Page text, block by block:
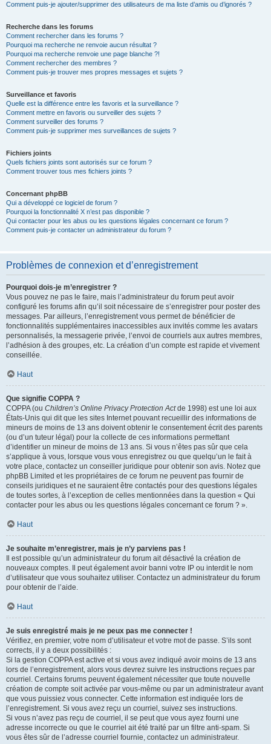
Comment puis-je ajouter/supprimer des utilisateurs de ma liste d’amis ou d’ignorés ?
Recherche dans les forums
Comment rechercher dans les forums ?
Pourquoi ma recherche ne renvoie aucun résultat ?
Pourquoi ma recherche renvoie une page blanche ?!
Comment rechercher des membres ?
Comment puis-je trouver mes propres messages et sujets ?
Surveillance et favoris
Quelle est la différence entre les favoris et la surveillance ?
Comment mettre en favoris ou surveiller des sujets ?
Comment surveiller des forums ?
Comment puis-je supprimer mes surveillances de sujets ?
Fichiers joints
Quels fichiers joints sont autorisés sur ce forum ?
Comment trouver tous mes fichiers joints ?
Concernant phpBB
Qui a développé ce logiciel de forum ?
Pourquoi la fonctionnalité X n’est pas disponible ?
Qui contacter pour les abus ou les questions légales concernant ce forum ?
Comment puis-je contacter un administrateur du forum ?
Problèmes de connexion et d’enregistrement
Pourquoi dois-je m’enregistrer ?
Vous pouvez ne pas le faire, mais l’administrateur du forum peut avoir
configuré les forums afin qu’il soit nécessaire de s’enregistrer pour poster des
messages. Par ailleurs, l’enregistrement vous permet de bénéficier de
fonctionnalités supplémentaires inaccessibles aux invités comme les avatars
personnalisés, la messagerie privée, l’envoi de courriels aux autres membres,
l’adhésion à des groupes, etc. La création d’un compte est rapide et vivement
conseillée.
Haut
Que signifie COPPA ?
COPPA (ou Children’s Online Privacy Protection Actde 1998) est une loi aux
États-Unis qui dit que les sites Internet pouvant recueillir des informations de
mineurs de moins de 13 ans doivent obtenir le consentement écrit des parents
(ou d’un tuteur légal) pour la collecte de ces informations permettant
d’identifier un mineur de moins de 13 ans. Si vous n’êtes pas sûr que cela
s’applique à vous, lorsque vous vous enregistrez ou que quelqu’un le fait à
votre place, contactez un conseiller juridique pour obtenir son avis. Notez que
phpBB Limited et les propriétaires de ce forum ne peuvent pas fournir de
conseils juridiques et ne sauraient être contactés pour des questions légales
de toutes sortes, à l’exception de celles mentionnées dans la question « Qui
contacter pour les abus ou les questions légales concernant ce forum ? ».
Haut
Je souhaite m’enregistrer, mais je n’y parviens pas !
Il est possible qu’un administrateur du forum ait désactivé la création de
nouveaux comptes. Il peut également avoir banni votre IP ou interdit le nom
d’utilisateur que vous souhaitez utiliser. Contactez un administrateur du forum
pour obtenir de l’aide.
Haut
Je suis enregistré mais je ne peux pas me connecter !
Vérifiez, en premier, votre nom d’utilisateur et votre mot de passe. S’ils sont
corrects, il y a deux possibilités :
Si la gestion COPPA est active et si vous avez indiqué avoir moins de 13 ans
lors de l’enregistrement, alors vous devrez suivre les instructions reçues par
courriel. Certains forums peuvent également nécessiter que toute nouvelle
création de compte soit activée par vous-même ou par un administrateur avant
que vous puissiez vous connecter. Cette information est indiquée lors de
l’enregistrement. Si vous avez reçu un courriel, suivez ses instructions.
Si vous n’avez pas reçu de courriel, il se peut que vous ayez fourni une
adresse incorrecte ou que le courriel ait été traité par un filtre anti-spam. Si
vous êtes sûr de l’adresse courriel fournie, contactez un administrateur.